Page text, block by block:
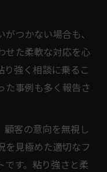
つかない場合も、
せた柔軟な対応を心
り強く相談に乗るこ
た事例も多く報告さ
顧客の意向を無視し
を見極めた適切なフ
です。粘り強さと柔